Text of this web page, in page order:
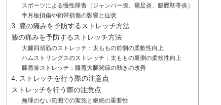
スポーツによる慢性障害（ジャンパー膝、鵞足炎、腸脛靭帯炎）
半月板損傷や靭帯損傷の影響と症状
3. 膝の痛みを予防するストレッチ方法
膝の痛みを予防するストレッチ方法
大腿四頭筋のストレッチ：太ももの前側の柔軟性向上
ハムストリングスのストレッチ：太ももの裏側の柔軟性向上
膝蓋骨ストレッチ：膝蓋大腿関節の動きの改善
4. ストレッチを行う際の注意点
ストレッチを行う際の注意点
無理のない範囲での実施と継続の重要性